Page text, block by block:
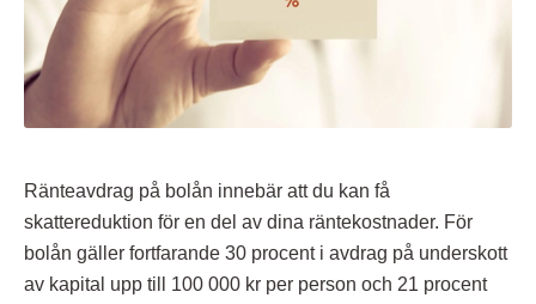
Ränteavdrag på bolån innebär att du kan få
skattereduktion för en del av dina räntekostnader. För
bolån gäller fortfarande 30 procent i avdrag på underskott
av kapital upp till 100 000 kr per person och 21 procent